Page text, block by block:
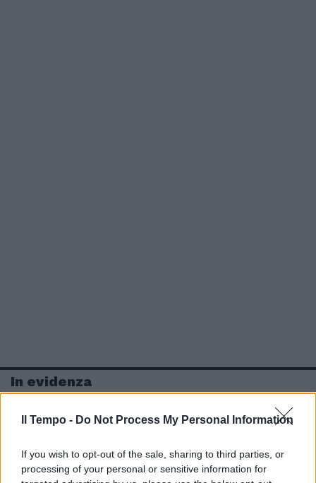
Il Tempo - Do Not Process My Personal Information
If you wish to opt-out of the sale, sharing to third parties, or
processing of your personal or sensitive information for
In evidenza